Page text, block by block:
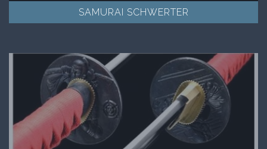
SAMURAI SCHWERTER